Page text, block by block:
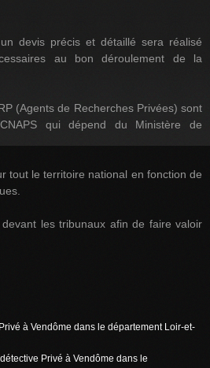
devis précis et détaillé sera réalisé
au bon déroulement de la
(Agents de Recherches Privées) sont
qui dépend du Ministère de
tout le territoire national en fonction de
les tribunaux afin de faire valoir
à Vendôme dans le département Loir-et-
Privé à Vendôme dans le